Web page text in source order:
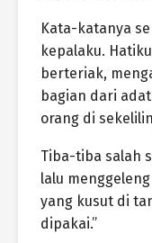
Kata-katanya
kepalaku.
berteriak,
bagian dari
orang di
Tiba-tiba salah
lalu
yang kusut di
dipakai.”